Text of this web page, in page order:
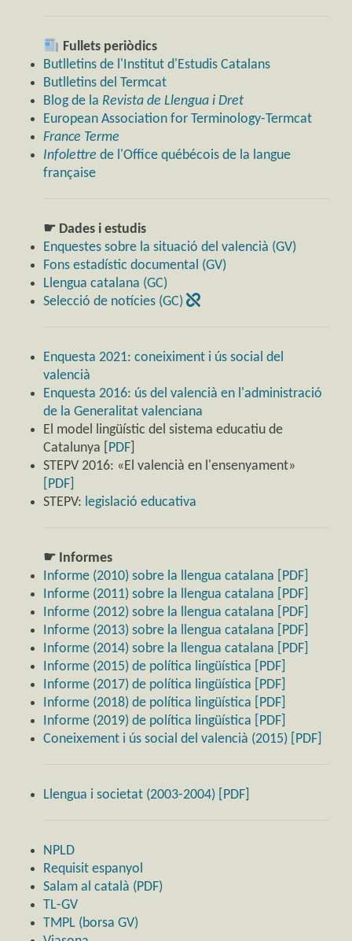
Fullets periòdics
Butlletins de l'Institut d'Estudis Catalans
Butlletins del Termcat
Blog de la Revista de Llengua i Dret
European Association for Terminology-Termcat
France Terme
Infolettre de l'Office québécois de la langue
française
☛ Dades i estudis
Enquestes sobre la situació del valencià (GV)
Fons estadístic documental (GV)
Llengua catalana (GC)
Selecció de notícies (GC)
Enquesta 2021: coneiximent i ús social del
valencià
Enquesta 2016: ús del valencià en l'administració
de la Generalitat valenciana
El model lingüístic del sistema educatiu de
Catalunya [ PDF
STEPV 2016: «El valencià en l'ensenyament»
[PDF]
STEPV: legislació educativa
☛ Informes
Informe (2010) sobre la llengua catalana [PDF]
Informe (2011) sobre la llengua catalana [PDF]
Informe (2012) sobre la llengua catalana [PDF]
Informe (2013) sobre la llengua catalana [PDF]
Informe (2014) sobre la llengua catalana [PDF]
Informe (2015) de política lingüística [PDF]
Informe (2017) de política lingüística [PDF]
Informe (2018) de política lingüística [PDF]
Informe (2019) de política lingüística [PDF]
Coneixement i ús social del valencià (2015) [PDF]
Llengua i societat (2003-2004) [PDF]
NPLD
Requisit espanyol
Salam al català (PDF)
TL-GV
TMPL (borsa GV)